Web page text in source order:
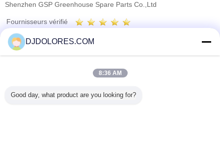
Shenzhen GSP Greenhouse Spare Parts Co.,Ltd
Fournisseurs vérifié
Trust Seal
Tous les produits
DJDOLORES.COM
8:36 AM
Good day, what product are you looking for?